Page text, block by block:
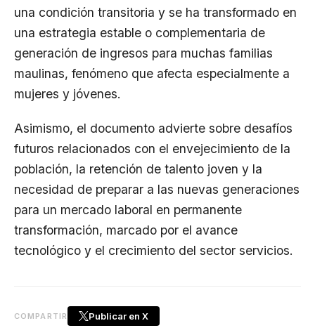
una condición transitoria y se ha transformado en
una estrategia estable o complementaria de
generación de ingresos para muchas familias
maulinas, fenómeno que afecta especialmente a
mujeres y jóvenes.
Asimismo, el documento advierte sobre desafíos
futuros relacionados con el envejecimiento de la
población, la retención de talento joven y la
necesidad de preparar a las nuevas generaciones
para un mercado laboral en permanente
transformación, marcado por el avance
tecnológico y el crecimiento del sector servicios.
COMPARTIR Publicar en X